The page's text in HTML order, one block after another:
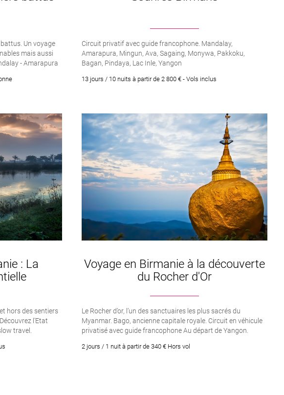
remercier les nats, et faire des offrandes.
veut que l’on fasse le tour du stupa dans le sens des aiguilles d’une montre.
moment pour visiter la Shwedagon est indéniablement lors du coucher de
Un voyage
mais aussi
- Amarapura
Circuit privatif avec guide francophone. Mandalay,
Amarapura, Mingun, Ava, Sagaing, Monywa, Pakkoku,
Bagan, Pindaya, Lac Inle, Yangon
13 jours / 10 nuits à partir de 2 800 € - Vols inclus
: La
hors des sentiers
l’Etat
travel.
Voyage en Birmanie à la découverte
du Rocher d'Or
Le Rocher d’or, l’un des sanctuaires les plus sacrés du
Myanmar. Bago, ancienne capitale royale. Circuit en véhicule
privatisé avec guide francophone Au départ de Yangon.
2 jours / 1 nuit à partir de 340 € Hors vol